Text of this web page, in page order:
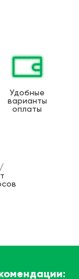
Удобные
варианты
оплаты